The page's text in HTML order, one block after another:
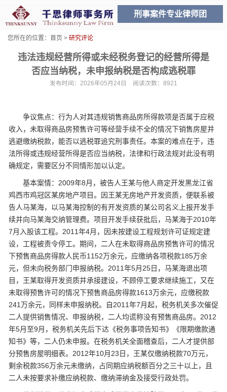
刑事案件专业律师团
您所在的位置： 首页 > 研究评论
违法违规经营所得或未经税务登记的经营所得是
否应当纳税，未申报纳税是否构成逃税罪
发布时间：2026年05月24日 阅读次数：8921
争议焦点：行为人对其违规销售商品房所得款项是否属于应税
收入，未取得商品房预售许可等经营手续不全的情况下销售房屋并
逃避缴纳税款，能否以逃税罪追究刑事责任。本案的难点在于，违
法所得或违规经营所得是否应当纳税，法律和行政法规对此没有明
确规定，需要区分不同情形加以认定。
基本案情：2009年8月，被告人王某与他人商定开发黑龙江省
鸡西市鸡冠区某房地产项目。因王某无房地产开发资质，便联系被
告人马某海，以马某海控制的有开发资质的某公司名义上报开发手
续并向马某海交纳管理费。项目开发手续获批后，马某海于2010年
7月入股该工程。2011年4月，因未按建设工程规划许可证规定建
设，工程被责令停工。期间，二人在未取得商品房预售许可的情况
下预售商品房得款人民币1152万余元，应缴纳各项税款185万余
元，但未向税务部门申报纳税。2011年5月25日，马某海退出项
目，王某取得开发资质并承接建设，不顾停工要求继续施工，又在
未取得预售许可的情况下预售商品房得款1613万余元，应缴税款
241万余元，同样未申报纳税。自2011年7月起，税务机关多次催促
二人提供销售情况、申报纳税，二人均谎称没有预售商品房。2012
年5月至9月，税务机关先后下达《税务事项告知书》《限期缴款通
知书》等，二人仍未申报。在税务机关全面稽查后，二人才提供部
分预售房屋明细表。2012年10月23日，王某仅缴纳税款70万元，
剩余税款356万余元未缴纳，占同期应纳税额百分之三十以上，且
二人未按要求补缴应纳税款、缴纳滞纳金及接受行政处罚。